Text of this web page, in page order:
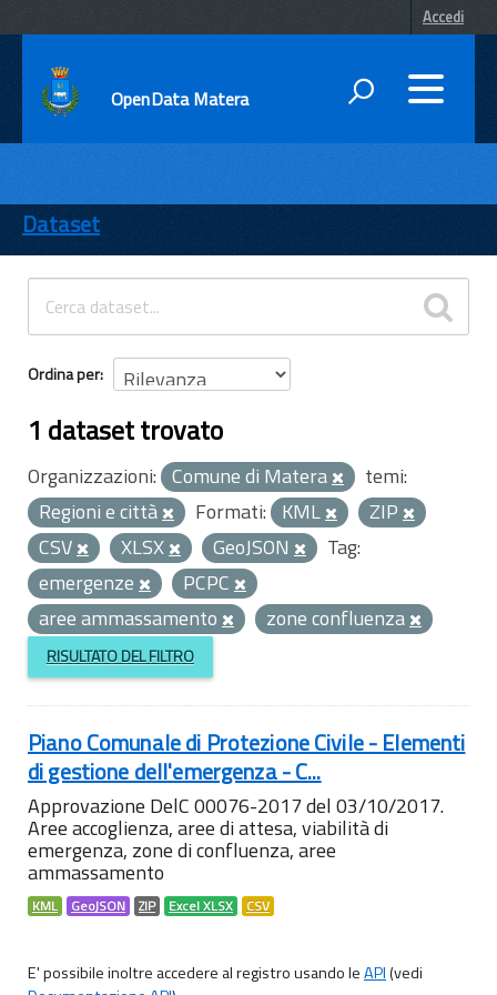
Accedi
OpenData Matera
ENTI
TEMI
INFORMAZIONI
Dataset
Ordina per
1 dataset trovato
Organizzazioni: Comune di Matera
temi:
Regioni e città
Formati: KML
ZIP
CSV
XLSX GeoJSON
Tag:
emergenze
PCPC
aree ammassamento
zone confluenza
RISULTATO DEL FILTRO
Piano Comunale di Protezione Civile - Elementi
di gestione dell'emergenza - C...
Approvazione DelC 00076-2017 del 03/10/2017.
Aree accoglienza, aree di attesa, viabilità di
emergenza, zone di confluenza, aree
ammassamento
KML GeoJSON ZIP Excel XLSX CSV
E' possibile inoltre accedere al registro usando leAPI(vedi